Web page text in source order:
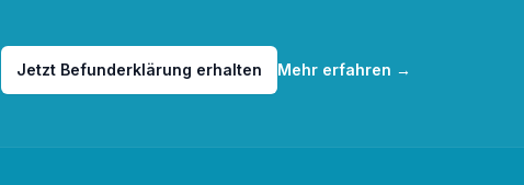
Jetzt Befunderklärung erhalten Mehr erfahren →